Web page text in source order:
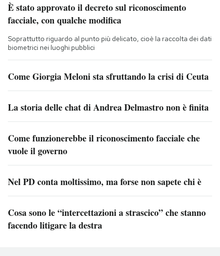
È stato approvato il decreto sul riconoscimento
facciale, con qualche modifica
Soprattutto riguardo al punto più delicato, cioè la raccolta dei dati
biometrici nei luoghi pubblici
Come Giorgia Meloni sta sfruttando la crisi di Ceuta
La storia delle chat di Andrea Delmastro non è finita
Come funzionerebbe il riconoscimento facciale che
vuole il governo
Nel PD conta moltissimo, ma forse non sapete chi è
Cosa sono le “intercettazioni a strascico” che stanno
facendo litigare la destra